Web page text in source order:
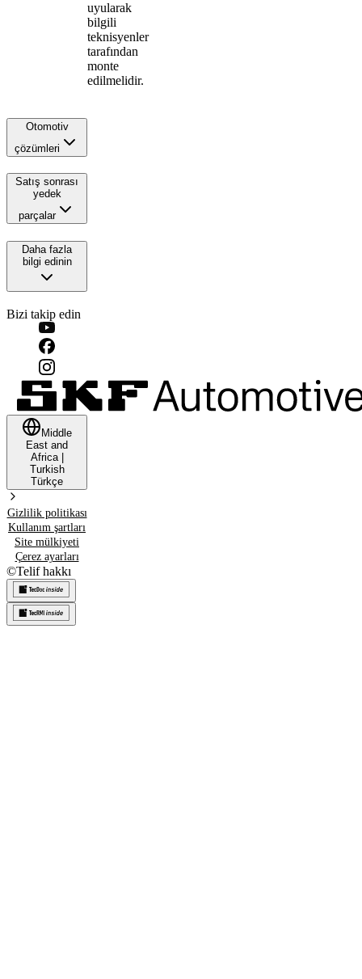
uyularak
bilgili
teknisyenler
tarafından
monte
edilmelidir.
Otomotiv
çözümleri
Satış sonrası
yedek
parçalar
Daha fazla
bilgi edinin
Bizi takip edin
Middle
East and
Africa|
Turkish
Türkçe
Gizlilik politikası
Kullanım şartları
Site mülkiyeti
Çerez ayarları
©Telif hakkı